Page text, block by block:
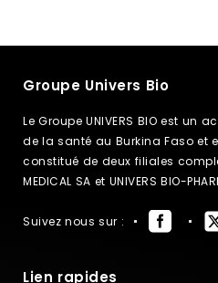
Groupe Univers Bio
Le Groupe UNIVERS BIO est un
de la santé au Burkina Faso et
constitué de deux filiales
MEDICAL SA et UNIVERS BIO-
Suivez nous sur :
Lien rapides